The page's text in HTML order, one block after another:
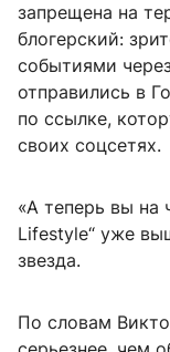
запрещена на
блогерский:
событиями
отправились в
по ссылке,
своих соцсетях.
«А теперь вы на
Lifestyle“ уже
звезда.
По словам